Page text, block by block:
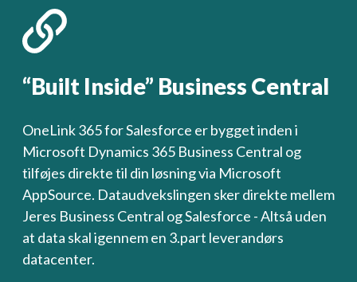
“Built Inside” Business Central
OneLink 365 for Salesforce er bygget inden i
Microsoft Dynamics 365 Business Central og
tilføjes direkte til din løsning via Microsoft
AppSource. Dataudvekslingen sker direkte mellem
Jeres Business Central og Salesforce - Altså uden
at data skal igennem en 3.part leverandørs
datacenter.